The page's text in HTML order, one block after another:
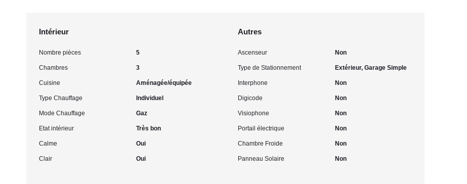
Intérieur
Nombre pièces 5
Chambres 3
Cuisine Aménagée/équipée
Type Chauffage Individuel
Mode Chauffage Gaz
Etat intérieur Très bon
Calme Oui
Clair Oui
Autres
Ascenseur Non
Type de Stationnement Extérieur, Garage Simple
Interphone Non
Digicode Non
Visiophone Non
Portail électrique Non
Chambre Froide Non
Panneau Solaire Non